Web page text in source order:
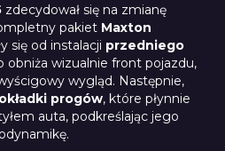
zdecydował się na zmianę
pakiet Maxton
się od instalacji przedniego
obniża wizualnie front pojazdu,
wygląd. Następnie,
progów, które płynnie
auta, podkreślając jego